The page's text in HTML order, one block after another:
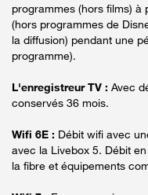
programmes (hors films) à
(hors programmes de
la diffusion) pendant une
programme).
L'enregistreur TV : Avec
conservés 36 mois.
Wifi 6E : Débit wifi avec
avec la Livebox 5. Débit
la fibre et équipements